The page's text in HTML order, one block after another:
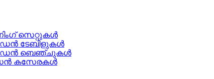
സെറ്റുകൾ
ടേബിളുകൾ
ബെഞ്ചുകൾ
കസേരകൾ